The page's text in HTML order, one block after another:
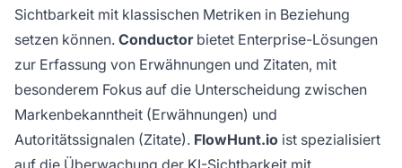
Sichtbarkeit mit klassischen Metriken in Beziehung
setzen können. Conductorbietet Enterprise-Lösungen
zur Erfassung von Erwähnungen und Zitaten, mit
besonderem Fokus auf die Unterscheidung zwischen
Markenbekanntheit (Erwähnungen) und
Autoritätssignalen (Zitate). FlowHunt.io ist spezialisiert